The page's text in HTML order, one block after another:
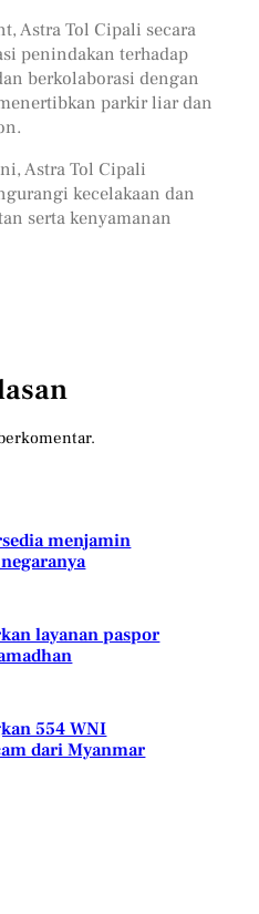
Astra Tol Cipali secara
penindakan terhadap
berkolaborasi dengan
parkir liar dan
Astra Tol Cipali
kecelakaan dan
serta kenyamanan
menjamin
layanan paspor
554 WNI
dari Myanmar